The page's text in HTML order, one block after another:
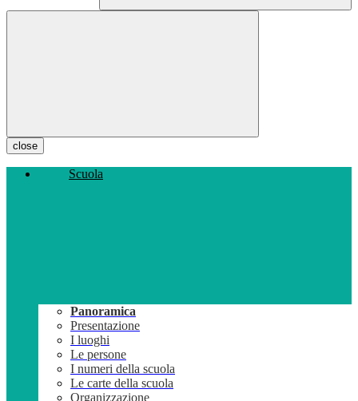
close
Scuola
Panoramica
Presentazione
I luoghi
Le persone
I numeri della scuola
Le carte della scuola
Organizzazione